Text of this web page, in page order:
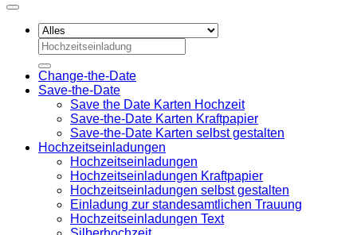
Suchen
nach:
Change-the-Date
Save-the-Date
Save the Date Karten Hochzeit
Save-the-Date Karten Kraftpapier
Save-the-Date Karten selbst gestalten
Hochzeitseinladungen
Hochzeitseinladungen
Hochzeitseinladungen Kraftpapier
Hochzeitseinladungen selbst gestalten
Einladung zur standesamtlichen Trauung
Hochzeitseinladungen Text